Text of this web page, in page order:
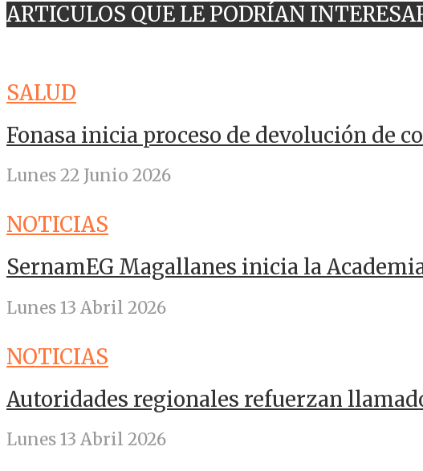
ARTICULOS QUE LE PODRÍAN
SALUD
Fonasa inicia proceso de devolución de
Lunes 22 Junio 2026
NOTICIAS
SernamEG Magallanes inicia la
Lunes 13 Abril 2026
NOTICIAS
Autoridades regionales refuerzan
Lunes 13 Abril 2026